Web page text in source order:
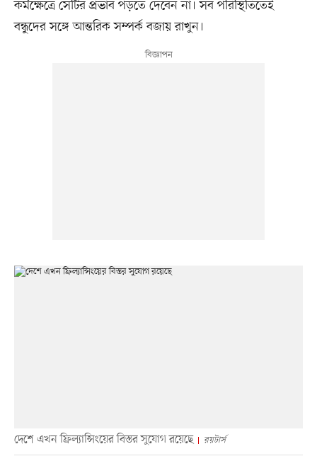
কর্মক্ষেত্রে সেটির প্রভাব পড়তে দেবেন না। সব পরিস্থিতিতেই
বন্ধুদের সঙ্গে আন্তরিক সম্পর্ক বজায় রাখুন।
দেশে এখন ফ্রিল্যান্সিংয়ের বিস্তর সুযোগ রয়েছে রয়টার্স